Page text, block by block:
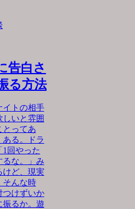
告白さ
る方法
イトの相手
しいと雰囲
とってあ
ある。ドラ
1回やった
るな。」み
けど、現実
そんな時
つけずいか
振るか。遊